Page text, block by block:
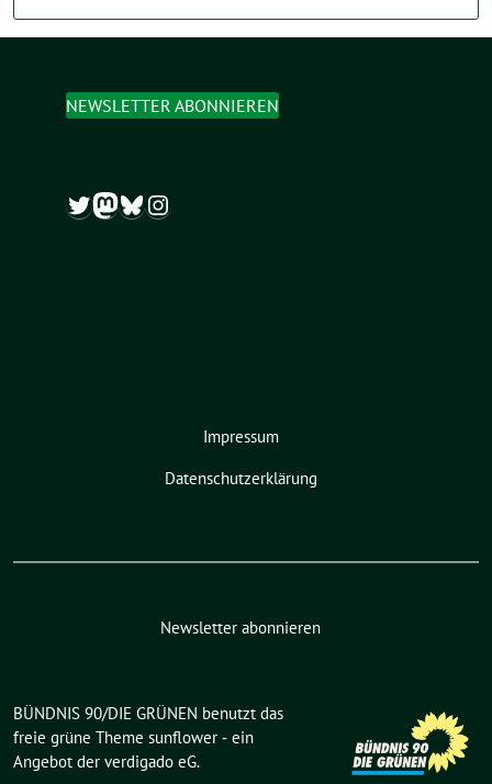
NEWSLETTER ABONNIEREN
Twitter
Mastodon
Bluesky
Instagram
Impressum
Datenschutzerklärung
Newsletter abonnieren
BÜNDNIS 90/DIE GRÜNEN benutzt das
freie grüne Theme sunflower ‐ ein
Angebot der verdigado eG.